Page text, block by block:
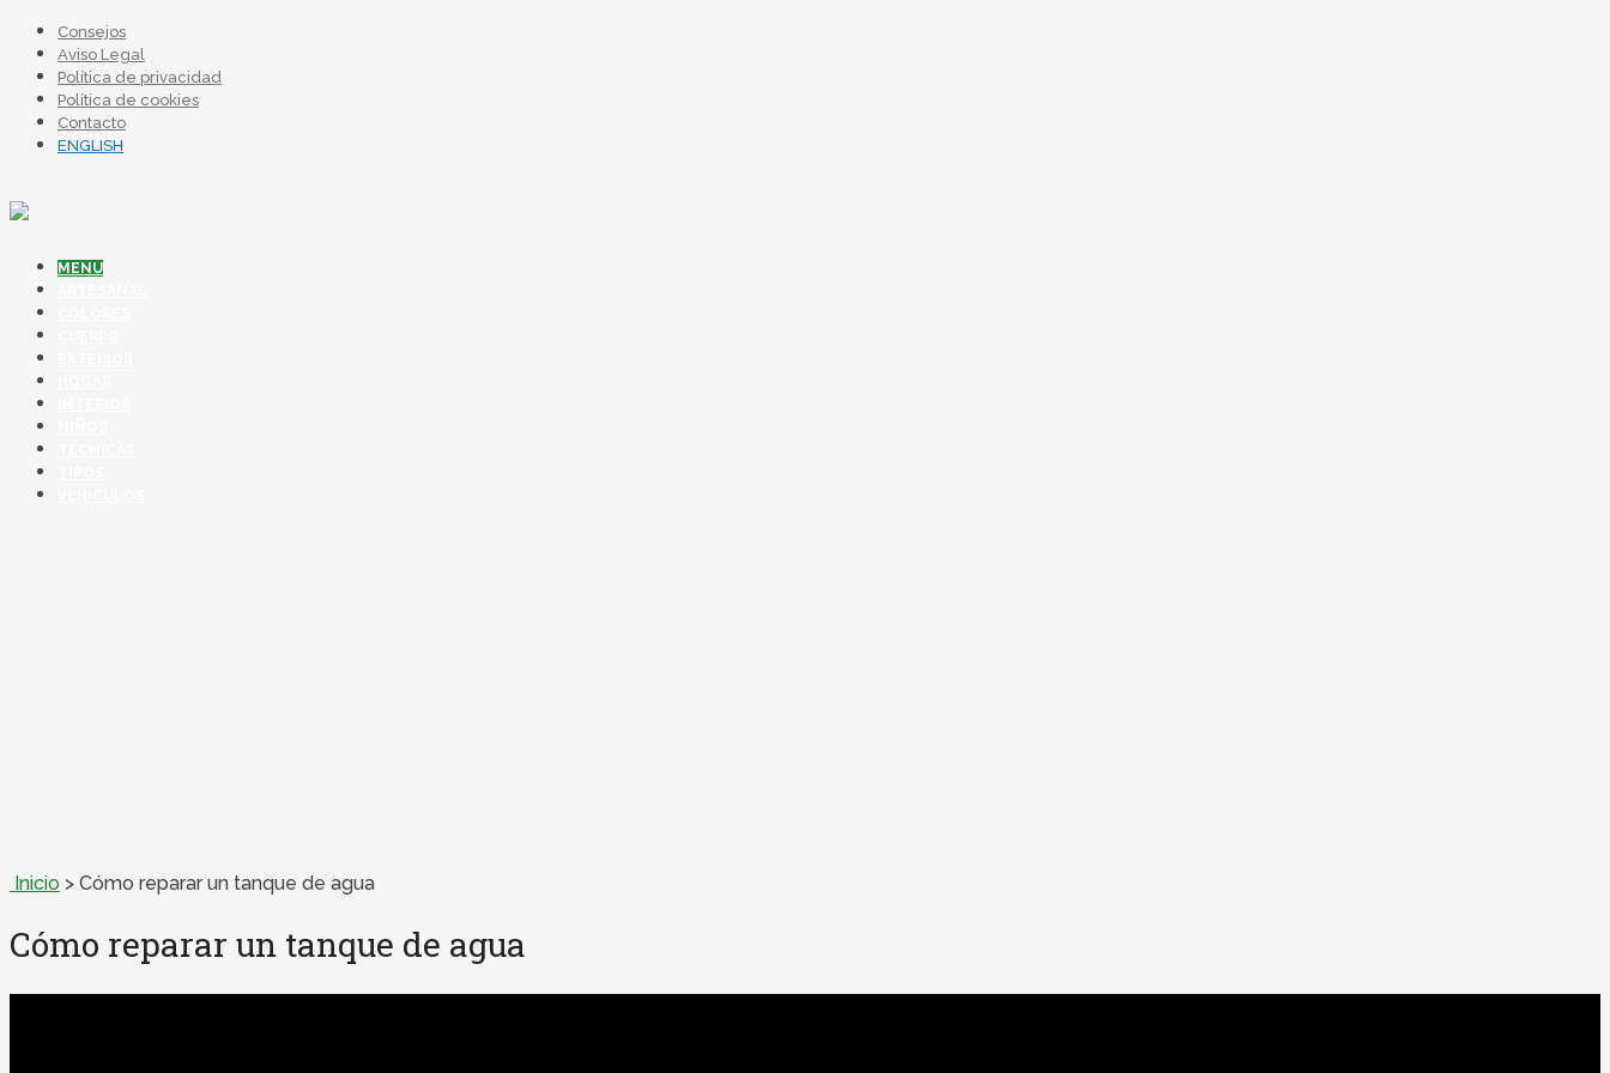
Consejos
Aviso Legal
Política de privacidad
Política de cookies
Contacto
ENGLISH
MENU
Inicio > Cómo reparar un tanque de agua
Cómo reparar un tanque de agua